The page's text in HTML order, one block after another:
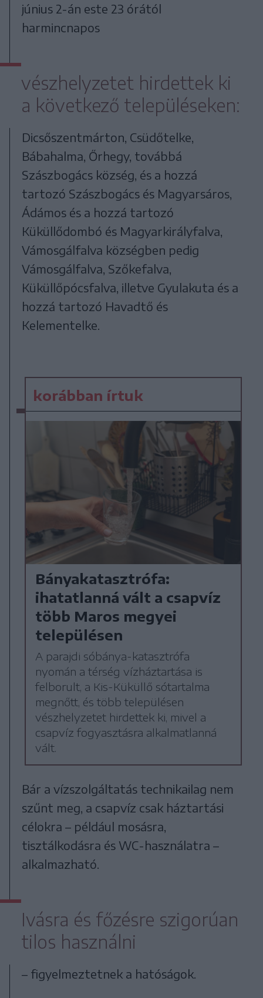
június 2-án este 23 órától
harmincnapos
vészhelyzetet hirdettek ki
a következő településeken:
Dicsőszentmárton, Csüdőtelke,
Bábahalma, Őrhegy, továbbá
Szászbogács község, és a hozzá
tartozó Szászbogács és Magyarsáros,
Ádámos és a hozzá tartozó
Küküllődombó és Magyarkirályfalva,
Vámosgálfalva községben pedig
Vámosgálfalva, Szőkefalva,
Küküllőpócsfalva, illetve Gyulakuta és a
hozzá tartozó Havadtő és
Kelementelke.
korábban írtuk
Bányakatasztrófa:
ihatatlanná vált a csapvíz
több Maros megyei
településen
A parajdi sóbánya-katasztrófa
nyomán a térség vízháztartása is
felborult, a Kis-Küküllő sótartalma
megnőtt, és több településen
vészhelyzetet hirdettek ki, mivel a
csapvíz fogyasztásra alkalmatlanná
vált.
Bár a vízszolgáltatás technikailag nem
szűnt meg, a csapvíz csak háztartási
célokra – például mosásra,
tisztálkodásra és WC-használatra –
alkalmazható.
Ivásra és főzésre szigorúan
tilos használni
– figyelmeztetnek a hatóságok.